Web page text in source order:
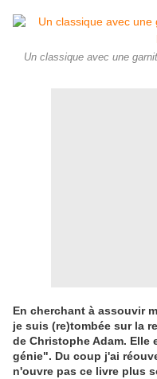
Un classique avec une
En cherchant à assouvir
je suis (re)tombée sur la
de Christophe Adam.
génie". Du coup j'ai
n'ouvre pas ce livre plus